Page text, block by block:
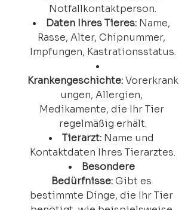
Notfallkontaktperson.
Daten Ihres Tieres: Name,
Rasse, Alter, Chipnummer,
Impfungen, Kastrationsstatus.
Krankengeschichte: Vorerkrank
ungen, Allergien,
Medikamente, die Ihr Tier
regelmäßig erhält.
Tierarzt: Name und
Kontaktdaten Ihres Tierarztes.
Besondere
Bedürfnisse: Gibt es
bestimmte Dinge, die Ihr Tier